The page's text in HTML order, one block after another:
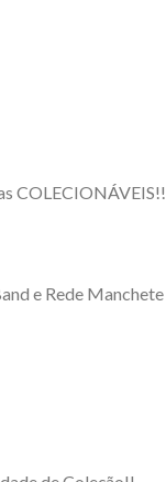
COLECIONÁVEIS!!
e Rede Manchete